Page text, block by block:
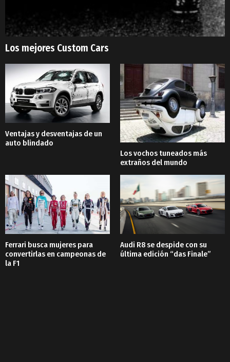
Los mejores Custom Cars
Ventajas y desventajas de un
auto blindado
Los vochos tuneados más
extraños del mundo
Ferrari busca mujeres para
convertirlas en campeonas de
la F1
Audi R8 se despide con su
última edición “das Finale”